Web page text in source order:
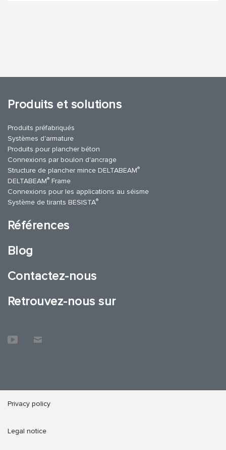
Produits et solutions
Produits préfabriqués
Systèmes d'armature
Produits pour plancher béton
Connexions par boulon d'ancrage
Structure de plancher mince DELTABEAM®
DELTABEAM® Frame
Connexions pour les applications au séisme
Système de tirants BESISTA®
Références
Blog
Contactez-nous
Retrouvez-nous sur
Privacy policy
Legal notice